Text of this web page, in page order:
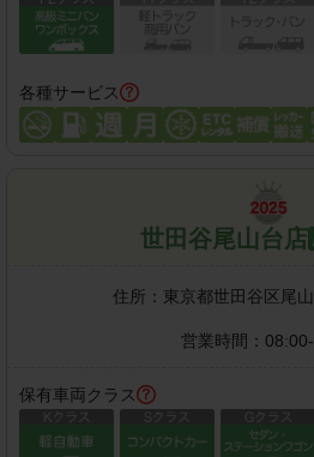
各種サービス
世田谷尾山台店
住所： 東京都世田谷区尾
営業時間：
保有車両クラス